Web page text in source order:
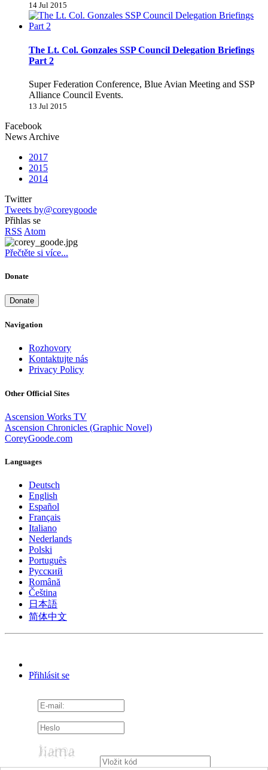
14 Jul 2015
The Lt. Col. Gonzales SSP Council Delegation Briefings
Part 2
Super Federation Conference, Blue Avian Meeting and SSP
Alliance Council Events.
13 Jul 2015
Facebook
News Archive
2017
2015
2014
Twitter
Tweets by@coreygoode
Přihlas se
RSS Atom
Přečtěte si více...
Donate
Donate
Navigation
Rozhovory
Kontaktujte nás
Privacy Policy
Other Official Sites
Ascension Works TV
Ascension Chronicles (Graphic Novel)
CoreyGoode.com
Languages
Deutsch
English
Español
Français
Italiano
Nederlands
Polski
Português
Pусский
Română
Čeština
日本語
简体中文
Přihlásit se